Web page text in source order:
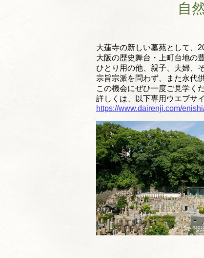
自
大蓮寺の新しい墓苑として、
大阪の歴史舞台・上町台地の
ひとり用の他、親子、夫婦、
宗旨宗派を問わず、また永代
この機会にぜひ一度ご見学く
詳しくは、以下専用ウエブサ
https://www.dairenji.com/